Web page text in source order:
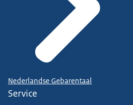
Nederlandse Gebarentaal
Service